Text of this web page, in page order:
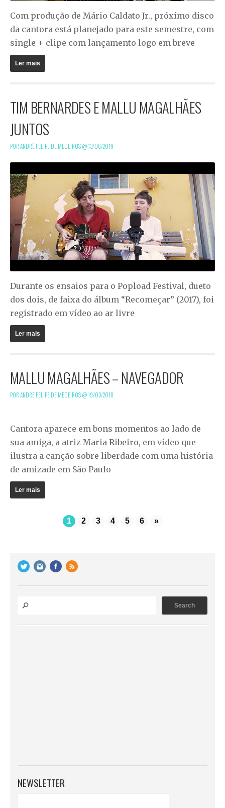
Com produção de Mário Caldato Jr., próximo disco
da cantora está planejado para este semestre, com
single + clipe com lançamento logo em breve
Ler mais
TIM BERNARDES E MALLU MAGALHÃES
JUNTOS
POR ANDRÉ FELIPE DE MEDEIROS @13/06/2019
Durante os ensaios para o Popload Festival, dueto
dos dois, de faixa do álbum “Recomeçar” (2017), foi
registrado em vídeo ao ar livre
Ler mais
MALLU MAGALHÃES – NAVEGADOR
POR ANDRÉ FELIPE DE MEDEIROS @19/03/2018
Cantora aparece em bons momentos ao lado de
sua amiga, a atriz Maria Ribeiro, em vídeo que
ilustra a canção sobre liberdade com uma história
de amizade em São Paulo
Ler mais
1 2 3 4 5 6 »
NEWSLETTER